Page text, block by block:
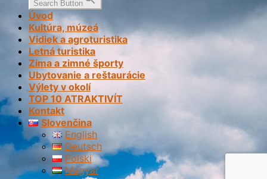
Search Button
Úvod
Kultúra, múzeá
Vidiek a agroturistika
Letná turistika
Zima a zimné športy
Ubytovanie a reštaurácie
Výlety v okolí
TOP 10 ATRAKTIVÍT
Kontakt
Slovenčina
English
Deutsch
Polski
Magyar